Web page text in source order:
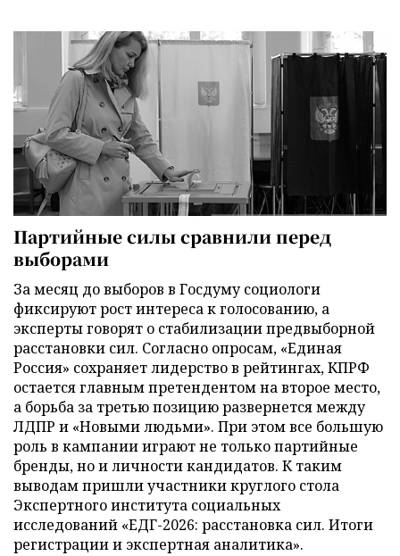
Партийные силы сравнили перед
выборами
За месяц до выборов в Госдуму социологи
фиксируют рост интереса к голосованию, а
эксперты говорят о стабилизации предвыборной
расстановки сил. Согласно опросам, «Единая
Россия» сохраняет лидерство в рейтингах, КПРФ
остается главным претендентом на второе место,
а борьба за третью позицию развернется между
ЛДПР и «Новыми людьми». При этом все большую
роль в кампании играют не только партийные
бренды, но и личности кандидатов. К таким
выводам пришли участники круглого стола
Экспертного института социальных
исследований «ЕДГ-2026: расстановка сил. Итоги
регистрации и экспертная аналитика».